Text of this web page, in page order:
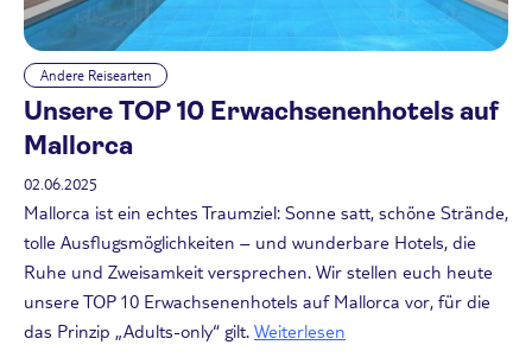
Andere Reisearten
Unsere TOP 10 Erwachsenenhotels auf
Mallorca
02.06.2025
Mallorca ist ein echtes Traumziel: Sonne satt, schöne Strände,
tolle Ausflugsmöglichkeiten – und wunderbare Hotels, die
Ruhe und Zweisamkeit versprechen. Wir stellen euch heute
unsere TOP 10 Erwachsenenhotels auf Mallorca vor, für die
das Prinzip „Adults-only“ gilt. Weiterlesen